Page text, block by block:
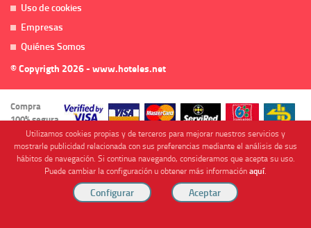
Uso de cookies
Empresas
Quiénes Somos
© Copyrigth 2026 - www.hoteles.net
Compra
100% segura
Cofinanciado por
Utilizamos cookies propias y de terceros para mejorar nuestros servicios y
mostrarle publicidad relacionada con sus preferencias mediante el análisis de sus
hábitos de navegación. Si continua navegando, consideramos que acepta su uso.
Puede cambiar la configuración u obtener más informaciónaquí.